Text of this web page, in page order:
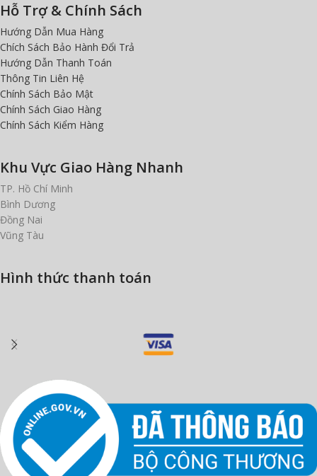
Hỗ Trợ & Chính Sách
Hướng Dẫn Mua Hàng
Chích Sách Bảo Hành Đổi Trả
Hướng Dẫn Thanh Toán
Thông Tin Liên Hệ
Chính Sách Bảo Mật
Chính Sách Giao Hàng
Chính Sách Kiểm Hàng
Khu Vực Giao Hàng Nhanh
TP. Hồ Chí Minh
Bình Dương
Đồng Nai
Vũng Tàu
Hình thức thanh toán